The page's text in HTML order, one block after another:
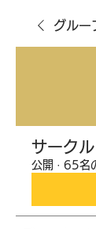
グルー
サーク
公開 · 65名